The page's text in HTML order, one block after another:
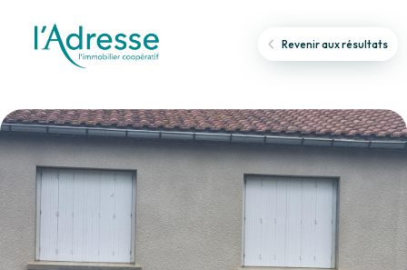
Revenir aux résultats